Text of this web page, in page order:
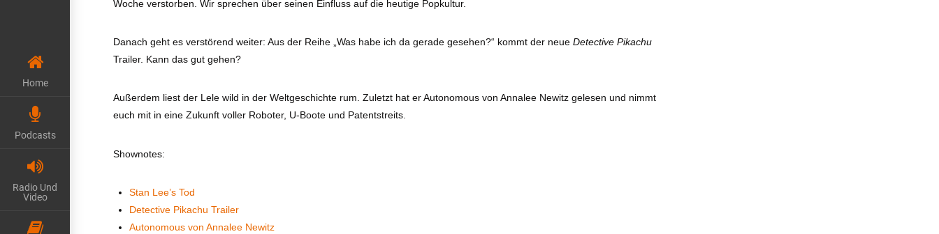
Home
Podcasts
Radio Und
Video
Woche verstorben. Wir sprechen über seinen Einfluss auf die heutige Popkultur.
Danach geht es verstörend weiter: Aus der Reihe „Was habe ich da gerade gesehen?“ kommt der neueDetective Pikachu
Trailer. Kann das gut gehen?
Außerdem liest der Lele wild in der Weltgeschichte rum. Zuletzt hat er Autonomous von Annalee Newitz gelesen und nimmt
euch mit in eine Zukunft voller Roboter, U-Boote und Patentstreits.
Shownotes:
Stan Lee’s Tod
Detective Pikachu Trailer
Autonomous von Annalee Newitz